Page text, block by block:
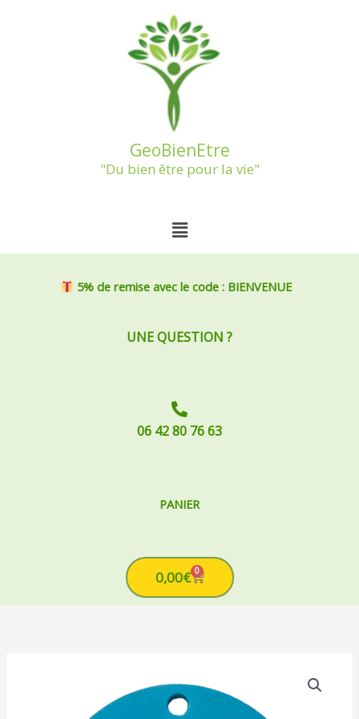
GeoBienEtre
"Du bien être pour la vie"
Menu
5% de remise avec le code : BIENVENUE
UNE QUESTION ?
06 42 80 76 63
PANIER
0,00€ 0
Cart